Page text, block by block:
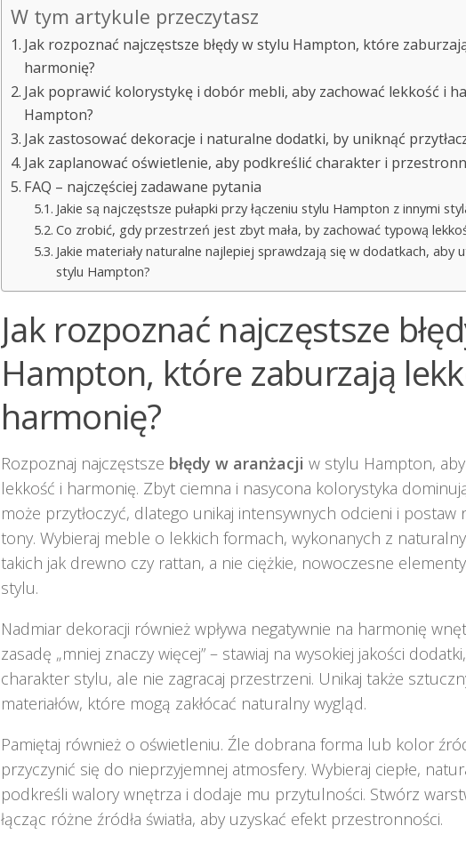
W tym artykule przeczytasz
Jak rozpoznać najczęstsze błędy w stylu Hampton, które
harmonię?
Jak poprawić kolorystykę i dobór mebli, aby zachować lekkość i
Hampton?
Jak zastosować dekoracje i naturalne dodatki, by uniknąć
Jak zaplanować oświetlenie, aby podkreślić charakter i
FAQ – najczęściej zadawane pytania
Jakie są najczęstsze pułapki przy łączeniu stylu Hampton z innymi
Co zrobić, gdy przestrzeń jest zbyt mała, by zachować typową
Jakie materiały naturalne najlepiej sprawdzają się w dodatkach, aby
stylu Hampton?
Jak rozpoznać najczęstsze
Hampton, które zaburzają
harmonię?
Rozpoznaj najczęstsze błędy w aranżacji w stylu Hampton,
lekkość i harmonię. Zbyt ciemna i nasycona kolorystyka
może przytłoczyć, dlatego unikaj intensywnych odcieni i postaw
tony. Wybieraj meble o lekkich formach, wykonanych z
takich jak drewno czy rattan, a nie ciężkie, nowoczesne
stylu.
Nadmiar dekoracji również wpływa negatywnie na harmonię
zasadę „mniej znaczy więcej” – stawiaj na wysokiej jakości
charakter stylu, ale nie zagracaj przestrzeni. Unikaj także
materiałów, które mogą zakłócać naturalny wygląd.
Pamiętaj również o oświetleniu. Źle dobrana forma lub kolor
przyczynić się do nieprzyjemnej atmosfery. Wybieraj ciepłe,
podkreśli walory wnętrza i dodaje mu przytulności. Stwórz
łącząc różne źródła światła, aby uzyskać efekt przestronności.